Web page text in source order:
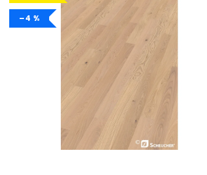
–4 %
Doporučujeme
TŘÍVRSTVÁ DŘEVĚNÁ PODLAHA DUB
2 160 Kč